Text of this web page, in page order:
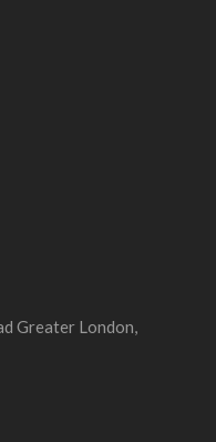
Greater London,